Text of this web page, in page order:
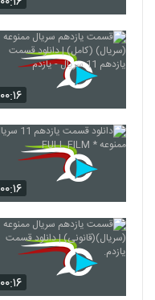
۰۰:۱۶
۰۰:۱۶
۰۰:۱۶